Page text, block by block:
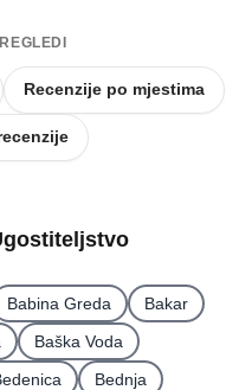
Recenzije po mjestima
Babina Greda
Bakar
Baška Voda
Bednja